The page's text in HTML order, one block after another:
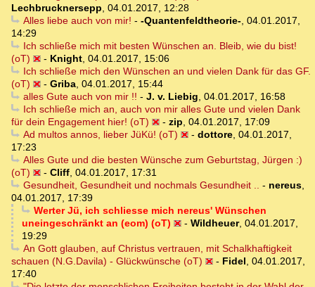
Lechbrucknersepp, 04.01.2017, 12:28
Alles liebe auch von mir! - -Quantenfeldtheorie-, 04.01.2017,
14:29
Ich schließe mich mit besten Wünschen an. Bleib, wie du bist!
(oT)
- Knight, 04.01.2017, 15:06
Ich schließe mich den Wünschen an und vielen Dank für das GF.
(oT)
- Griba, 04.01.2017, 15:44
alles Gute auch von mir !! - J. v. Liebig, 04.01.2017, 16:58
Ich schließe mich an, auch von mir alles Gute und vielen Dank
für dein Engagement hier! (oT)
- zip, 04.01.2017, 17:09
Ad multos annos, lieber JüKü! (oT)
- dottore, 04.01.2017,
17:23
Alles Gute und die besten Wünsche zum Geburtstag, Jürgen :)
(oT)
- Cliff, 04.01.2017, 17:31
Gesundheit, Gesundheit und nochmals Gesundheit .. - nereus,
04.01.2017, 17:39
Werter Jü, ich schliesse mich nereus' Wünschen
uneingeschränkt an (eom) (oT)
- Wildheuer, 04.01.2017,
19:29
An Gott glauben, auf Christus vertrauen, mit Schalkhaftigkeit
schauen (N.G.Davila) - Glückwünsche (oT)
- Fidel, 04.01.2017,
17:40